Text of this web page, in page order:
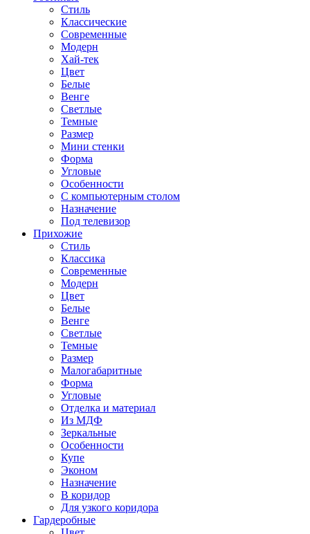
Стиль
Классические
Современные
Модерн
Хай-тек
Цвет
Белые
Венге
Светлые
Темные
Размер
Мини стенки
Форма
Угловые
Особенности
С компьютерным столом
Назначение
Под телевизор
Прихожие
Стиль
Классика
Современные
Модерн
Цвет
Белые
Венге
Светлые
Темные
Размер
Малогабаритные
Форма
Угловые
Отделка и материал
Из МДФ
Зеркальные
Особенности
Купе
Эконом
Назначение
В коридор
Для узкого коридора
Гардеробные